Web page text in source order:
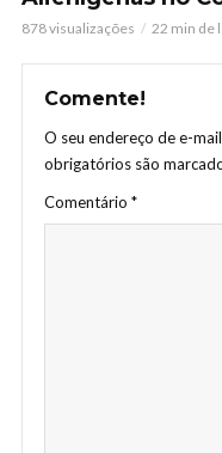
878 visualizações 22 min de
Comente!
O seu endereço de e-
obrigatórios são
Comentário *